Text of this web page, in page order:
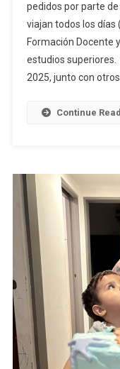
pedidos por parte
viajan todos los días
Formación Docente
estudios superiores.
2025, junto con
Continue